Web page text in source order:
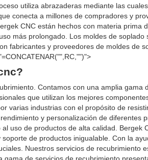
utiliza abrazaderas mediante las
conecta a millones de compradores y
CNC están hechos con materia prima
más prolongado. Los moldes de soplado
fabricantes y proveedores de moldes de
Contamos con una amplia gama
que utilizan los mejores
varias industrias con el propósito de
y personalización de diferentes
uso de productos de alta calidad. Bergek
de productos inigualable. Con la
Nuestros servicios de recubrimiento